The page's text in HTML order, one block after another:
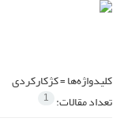
کلیدواژه‌ها =کژکارکردی
تعداد مقالات: 1